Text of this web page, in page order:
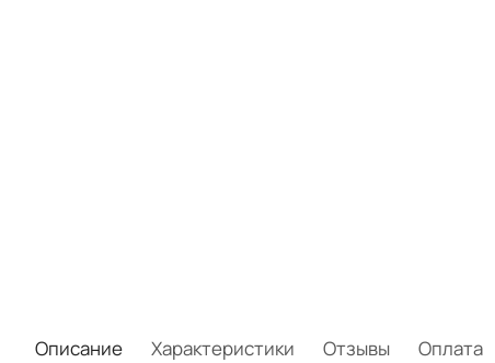
Описание Характеристики Отзывы Оплата